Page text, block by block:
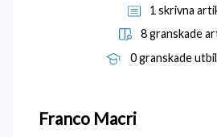
1 skrivna
8 granskade
0 granskade
Franco Macri